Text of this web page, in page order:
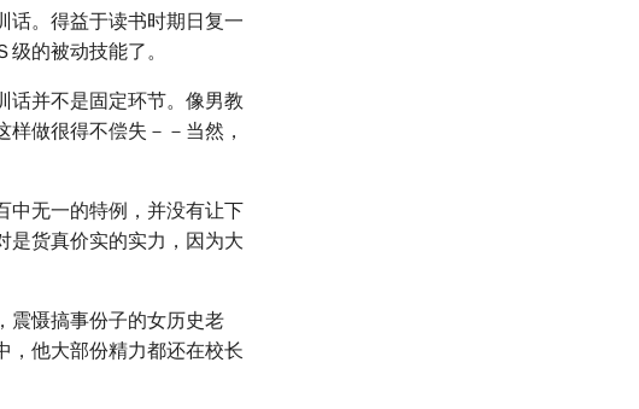
话。得益于读书时期日复一
的被动技能了。
话并不是固定环节。像男教
做很得不偿失－－当然，
中无一的特例，并没有让下
是货真价实的实力，因为大
震慑搞事份子的女历史老
，他大部份精力都还在校长